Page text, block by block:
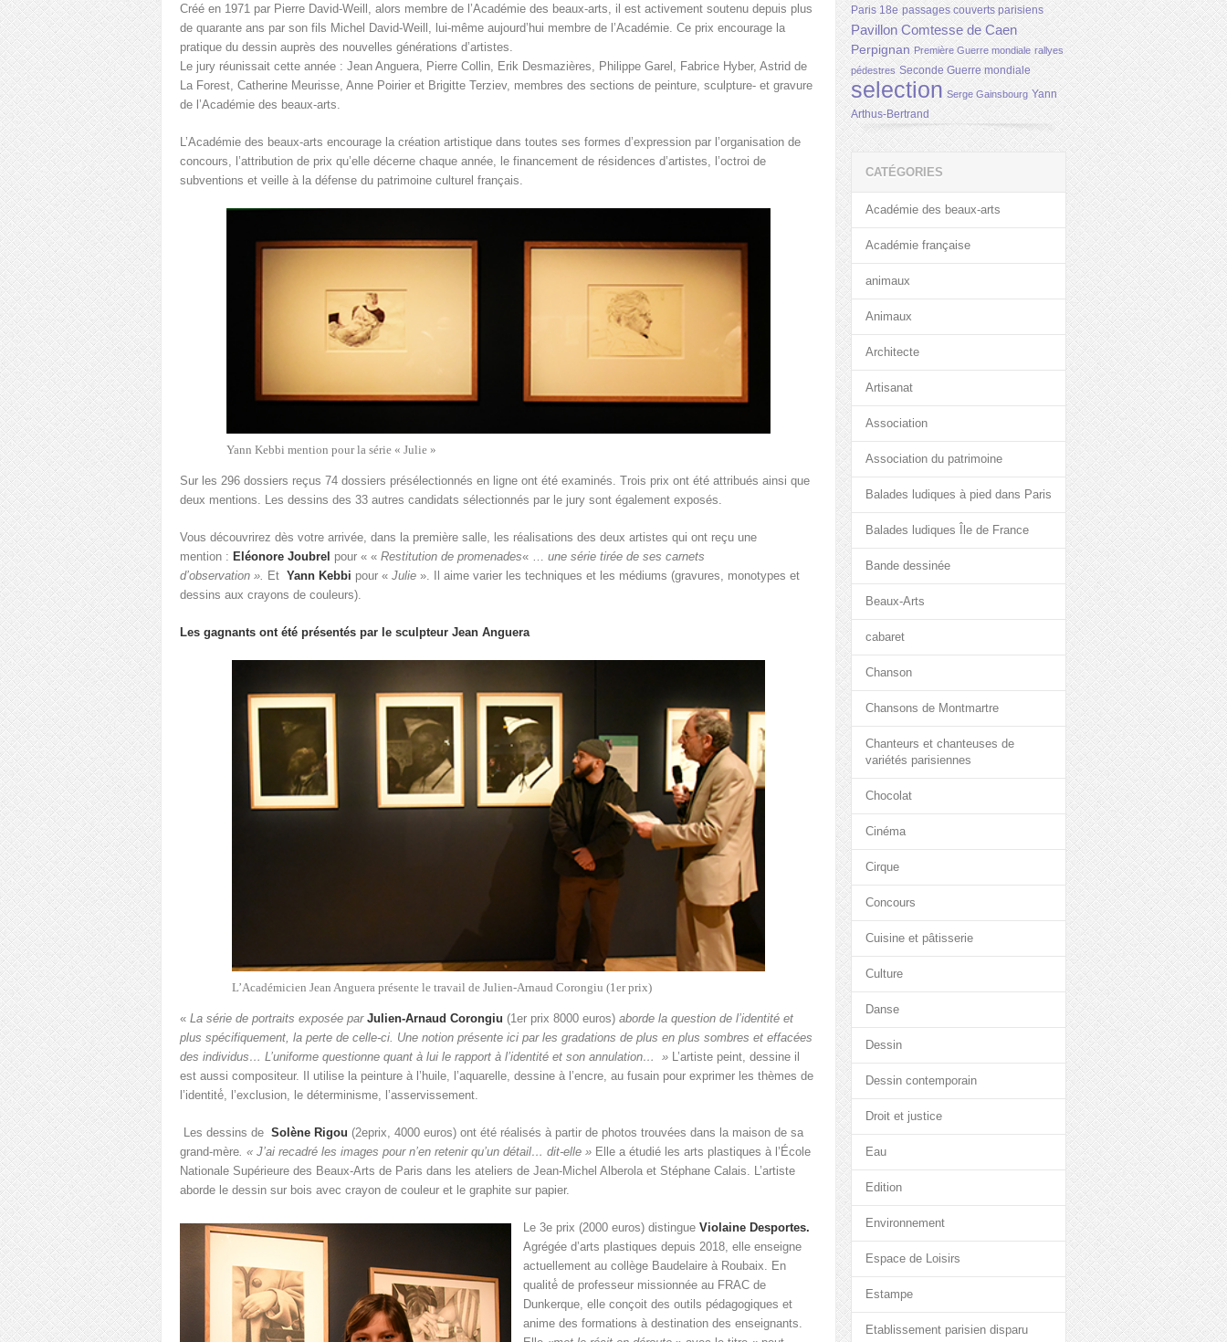
Créé en 1971 par Pierre David-Weill, alors membre de l’Académie des beaux-arts, il est activement soutenu depuis plus
de quarante ans par son fils Michel David-Weill, lui-même aujourd’hui membre de l’Académie. Ce prix encourage la
pratique du dessin auprès des nouvelles générations d’artistes.
Le jury réunissait cette année : Jean Anguera, Pierre Collin, Erik Desmazières, Philippe Garel, Fabrice Hyber, Astrid de
La Forest, Catherine Meurisse, Anne Poirier et Brigitte Terziev, membres des sections de peinture, sculpture- et gravure
de l’Académie des beaux-arts.
L’Académie des beaux-arts encourage la création artistique dans toutes ses formes d’expression par l’organisation de
concours, l’attribution de prix qu’elle décerne chaque année, le financement de résidences d’artistes, l’octroi de
subventions et veille à la défense du patrimoine culturel français.
Yann Kebbi mention pour la série « Julie »
Sur les 296 dossiers reçus 74 dossiers présélectionnés en ligne ont été examinés. Trois prix ont été attribués ainsi que
deux mentions. Les dessins des 33 autres candidats sélectionnés par le jury sont également exposés.
Vous découvrirez dès votre arrivée, dans la première salle, les réalisations des deux artistes qui ont reçu une
mention : Eléonore Joubrel pour « « Restitution de promenades« … une série tirée de ses carnets
d’observation ». Et Yann Kebbi pour « Julie ». Il aime varier les techniques et les médiums (gravures, monotypes et
dessins aux crayons de couleurs).
Les gagnants ont été présentés par le sculpteur Jean Anguera
L’Académicien Jean Anguera présente le travail de Julien-Arnaud Corongiu (1er prix)
« La série de portraits exposée par Julien-Arnaud Corongiu (1er prix 8000 euros) aborde la question de l’identité et
plus spécifiquement, la perte de celle-ci. Une notion présente ici par les gradations de plus en plus sombres et effacées
des individus… L’uniforme questionne quant à lui le rapport à l’identité et son annulation… » L’artiste peint, dessine il
est aussi compositeur. Il utilise la peinture à l’huile, l’aquarelle, dessine à l’encre, au fusain pour exprimer les thèmes de
l’identité́, l’exclusion, le déterminisme, l’asservissement.
Les dessins de Solène Rigou (2eprix, 4000 euros) ont été réalisés à partir de photos trouvées dans la maison de sa
grand-mère . « J’ai recadré les images pour n’en retenir qu’un détail… dit-elle » Elle a étudié les arts plastiques à l’École
Nationale Supérieure des Beaux-Arts de Paris dans les ateliers de Jean-Michel Alberola et Stéphane Calais. L’artiste
aborde le dessin sur bois avec crayon de couleur et le graphite sur papier.
Le 3e prix (2000 euros) distingue Violaine Desportes.
Agrégée d’arts plastiques depuis 2018, elle enseigne
actuellement au collège Baudelaire à Roubaix. En
qualité́ de professeur missionnée au FRAC de
Dunkerque, elle conçoit des outils pédagogiques et
anime des formations à destination des enseignants.
Paris 18e passages couverts parisiens
Pavillon Comtesse de Caen
Perpignan Première Guerre mondiale rallyes
pédestres Seconde Guerre mondiale
selection Serge Gainsbourg Yann
Arthus-Bertrand
CATÉGORIES
Académie des beaux-arts
Académie française
animaux
Animaux
Architecte
Artisanat
Association
Association du patrimoine
Balades ludiques à pied dans Paris
Balades ludiques Île de France
Bande dessinée
Beaux-Arts
cabaret
Chanson
Chansons de Montmartre
Chanteurs et chanteuses de
variétés parisiennes
Chocolat
Cinéma
Cirque
Concours
Cuisine et pâtisserie
Culture
Danse
Dessin
Dessin contemporain
Droit et justice
Eau
Edition
Environnement
Espace de Loisirs
Estampe
Etablissement parisien disparu